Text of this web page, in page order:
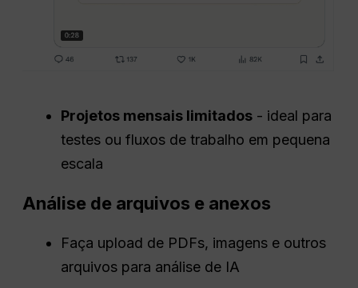
Projetos mensais limitados - ideal para
testes ou fluxos de trabalho em pequena
escala
Análise de arquivos e anexos
Faça upload de PDFs, imagens e outros
arquivos para análise de IA